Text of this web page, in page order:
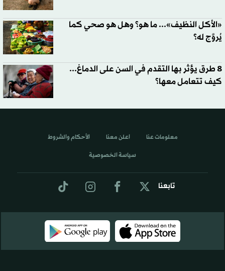
«الأكل النظيف»... ما هو؟ وهل هو صحي كما
يُروَّج له؟
8 طرق يؤثر بها التقدم في السن على الدماغ...
كيف تتعامل معها؟
تابعنا
معلومات عنا اعلن معنا الأحكام والشروط
سياسة الخصوصية